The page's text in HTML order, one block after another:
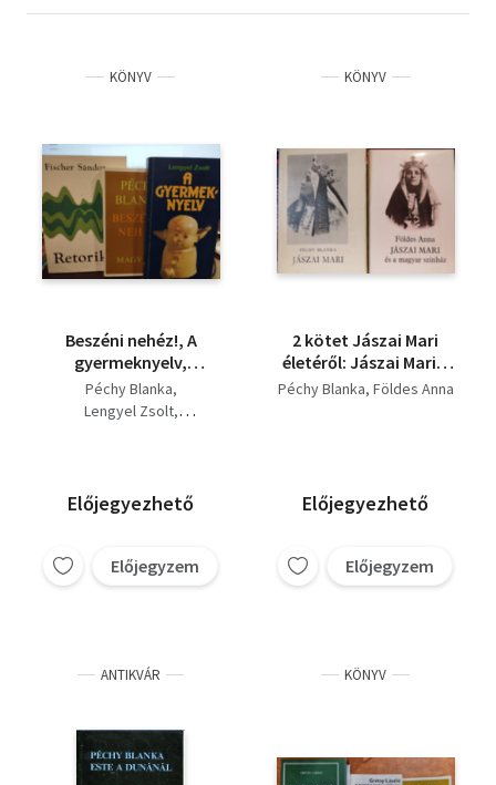
KÖNYV
Beszéni nehéz!, A
gyermeknyelv,
Retorika- Retorika
könyvcsomag 3
Péchy Blanka
Lengyel Zsolt
Előjegyezhető
Előjegyzem
KÖNYV
2 kötet Jászai Mari
életéről: Jászai Mari +
Jászai Mari és a
Péchy Blanka Földes Anna
Előjegyezhető
Előjegyzem
ANTIKVÁR KÖNYV